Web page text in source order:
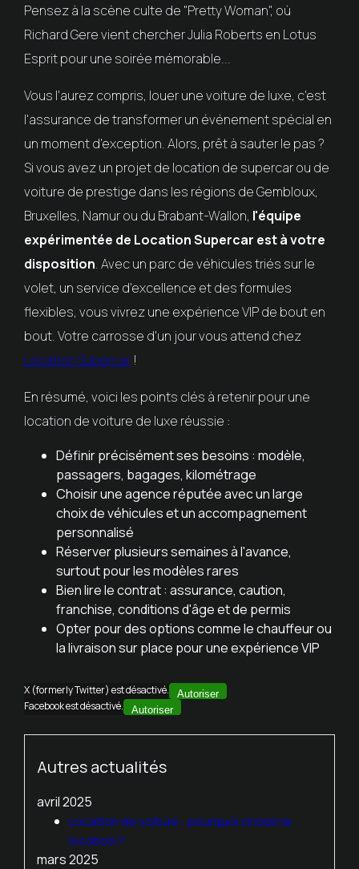
Pensez à la scène culte de "Pretty Woman", où
Richard Gere vient chercher Julia Roberts en Lotus
Esprit pour une soirée mémorable...
Vous l'aurez compris, louer une voiture de luxe, c'est
l'assurance de transformer un événement spécial en
un moment d'exception. Alors, prêt à sauter le pas ?
Si vous avez un projet de location de supercar ou de
voiture de prestige dans les régions de Gembloux,
Bruxelles, Namur ou du Brabant-Wallon, l'équipe
expérimentée de Location Supercar est à votre
disposition. Avec un parc de véhicules triés sur le
volet, un service d'excellence et des formules
flexibles, vous vivrez une expérience VIP de bout en
bout. Votre carrosse d'un jour vous attend chez
Location Supercar!
En résumé, voici les points clés à retenir pour une
location de voiture de luxe réussie :
Définir précisément ses besoins : modèle,
passagers, bagages, kilométrage
Choisir une agence réputée avec un large
choix de véhicules et un accompagnement
personnalisé
Réserver plusieurs semaines à l'avance,
surtout pour les modèles rares
Bien lire le contrat : assurance, caution,
franchise, conditions d'âge et de permis
Opter pour des options comme le chauffeur ou
la livraison sur place pour une expérience VIP
X (formerly Twitter) est désactivé. Autoriser
Facebook est désactivé. Autoriser
Autres actualités
avril 2025
Location de voiture : pourquoi choisir la
location ?
mars 2025